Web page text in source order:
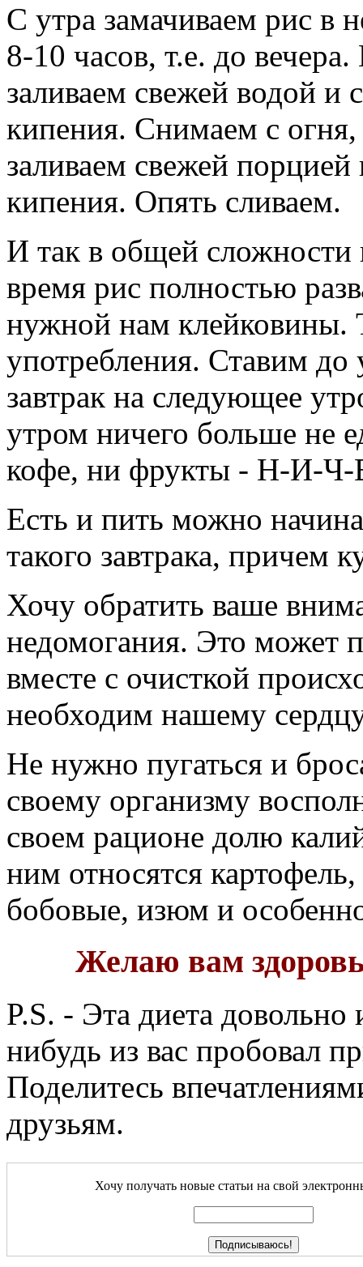
С утра замачиваем рис в
8-10 часов, т.е. до
заливаем свежей водой и
кипения. Снимаем с огня,
заливаем свежей
кипения. Опять сливаем.
И так в общей сложности
время рис полностью
нужной нам клейковины.
употребления. Ставим до
завтрак на следующее
утром ничего больше не
кофе, ни фрукты - Н-И-
Есть и пить можно
такого завтрака, причем
Хочу обратить ваше
недомогания. Это может
вместе с очисткой
необходим нашему
Не нужно пугаться и
своему организму
своем рационе долю
ним относятся
бобовые, изюм и
Желаю вам
P.S. - Эта диета
нибудь из вас пробовал
Поделитесь
друзьям.
Хочу получать новые статьи на свой